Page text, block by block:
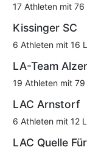
17 Athleten mit
Kissinger SC
6 Athleten mit 16
LA-Team
19 Athleten mit
LAC Arnstorf
6 Athleten mit 12
LAC Quelle